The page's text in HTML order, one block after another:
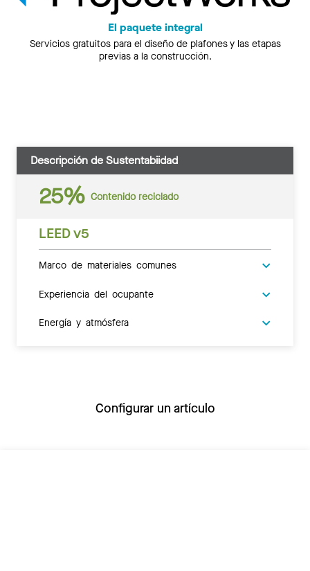
El paquete integral
Servicios gratuitos para el diseño de plafones y las etapas
previas a la construcción.
Descripción de Sustentabiidad
25% Contenido reciclado
LEED v5
Marco de materiales comunes
Experiencia del ocupante
Energía y atmósfera
Configurar un artículo